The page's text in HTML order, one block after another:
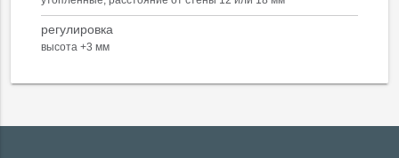
регулировка
высота +3 мм